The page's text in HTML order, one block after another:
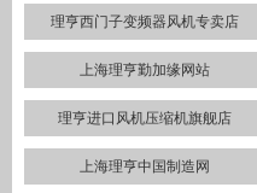
理亨西门子变频器风机专卖店
上海理亨勤加缘网站
理亨进口风机压缩机旗舰店
上海理亨中国制造网